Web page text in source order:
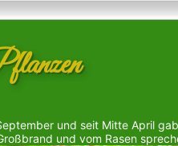
und seit Mitte April
und vom Rasen